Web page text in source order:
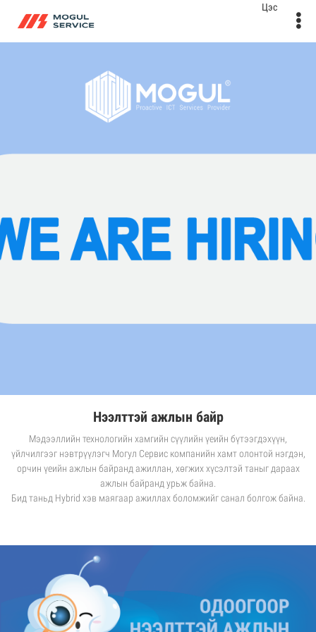
Нээлттэй ажлын байр
Мэдээллийн технологийн хамгийн сүүлийн үеийн бүтээгдэхүүн,
үйлчилгээг нэвтрүүлэгч Могул Сервис компанийн хамт олонтой нэгдэн,
орчин үеийн ажлын байранд ажиллан, хөгжих хүсэлтэй таныг дараах
ажлын байранд урьж байна.
Бид таньд Hybrid хэв маягаар ажиллах боломжийг санал болгож байна.